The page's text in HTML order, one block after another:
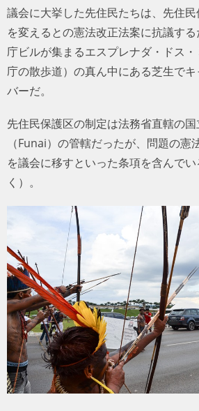
議会に大挙した先住民たちは、先住
を変えるとの憲法改正法案に抗議す
庁ビルが集まるエスプレナダ・ドス
庁の散歩道）の真ん中にある芝生で
バーだ。
先住民保護区の制定は法務省直轄の
（Funai）の管轄だったが、問題の憲
を議会に移すといった条項を含んで
く）。